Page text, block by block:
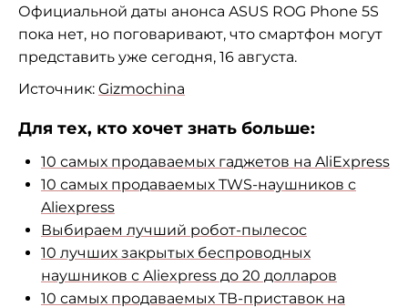
Официальной даты анонса ASUS ROG Phone 5S
пока нет, но поговаривают, что смартфон могут
представить уже сегодня, 16 августа.
Источник: Gizmochina
Для тех, кто хочет знать больше:
10 самых продаваемых гаджетов на AliExpress
10 самых продаваемых TWS-наушников с
Aliexpress
Выбираем лучший робот-пылесос
10 лучших закрытых беспроводных
наушников с Aliexpress до 20 долларов
10 самых продаваемых ТВ-приставок на